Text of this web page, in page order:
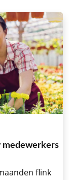
medewerkers
flink